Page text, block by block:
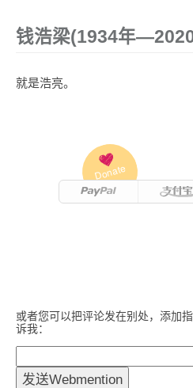
钱浩梁(1934年
就是浩亮。
Donate
或者您可以把评论发在别处，添加
诉我：